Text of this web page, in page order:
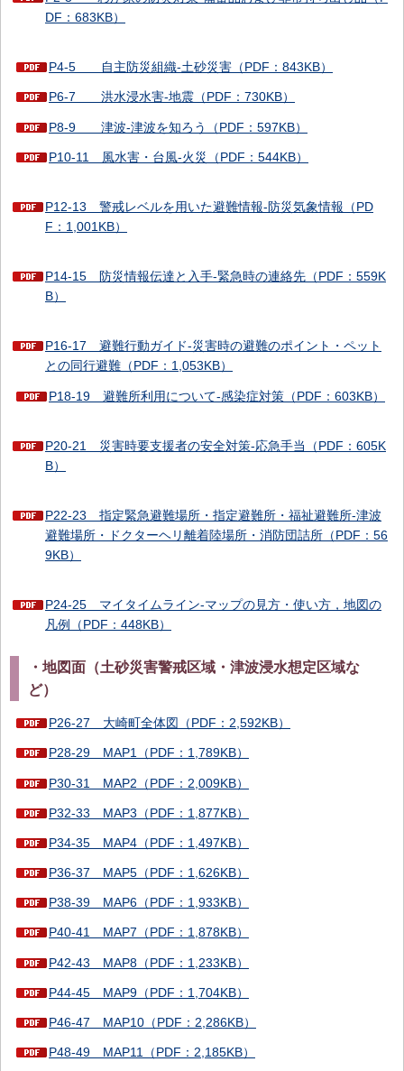
DF：683KB）
P4-5 自主防災組織-土砂災害（PDF：843KB）
P6-7 洪水浸水害-地震（PDF：730KB）
P8-9 津波-津波を知ろう（PDF：597KB）
P10-11 風水害・台風-火災（PDF：544KB）
P12-13 警戒レベルを用いた避難情報-防災気象情報（PD
F：1,001KB）
P14-15 防災情報伝達と入手-緊急時の連絡先（PDF：559K
B）
P16-17 避難行動ガイド-災害時の避難のポイント・ペット
との同行避難（PDF：1,053KB）
P18-19 避難所利用について-感染症対策（PDF：603KB）
P20-21 災害時要支援者の安全対策-応急手当（PDF：605K
B）
P22-23 指定緊急避難場所・指定避難所・福祉避難所-津波
避難場所・ドクターヘリ離着陸場所・消防団詰所（PDF：56
9KB）
P24-25 マイタイムライン-マップの見方・使い方，地図の
凡例（PDF：448KB）
・地図面（土砂災害警戒区域・津波浸水想定区域な
ど）
P26-27 大崎町全体図（PDF：2,592KB）
P28-29 MAP1（PDF：1,789KB）
P30-31 MAP2（PDF：2,009KB）
P32-33 MAP3（PDF：1,877KB）
P34-35 MAP4（PDF：1,497KB）
P36-37 MAP5（PDF：1,626KB）
P38-39 MAP6（PDF：1,933KB）
P40-41 MAP7（PDF：1,878KB）
P42-43 MAP8（PDF：1,233KB）
P44-45 MAP9（PDF：1,704KB）
P46-47 MAP10（PDF：2,286KB）
P48-49 MAP11（PDF：2,185KB）